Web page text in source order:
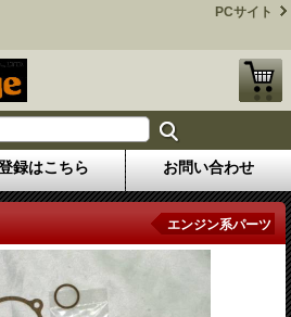
PCサイト
録はこちら お問い合わせ
エンジン系パーツ